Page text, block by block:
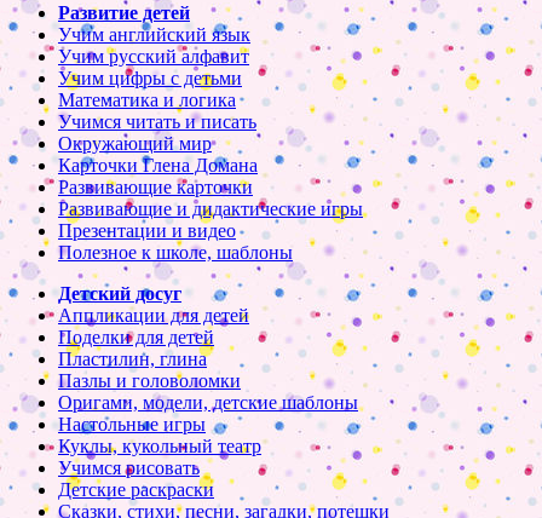
Развитие детей
Учим английский язык
Учим русский алфавит
Учим цифры с детьми
Математика и логика
Учимся читать и писать
Окружающий мир
Карточки Глена Домана
Развивающие карточки
Развивающие и дидактические игры
Презентации и видео
Полезное к школе, шаблоны
Детский досуг
Аппликации для детей
Поделки для детей
Пластилин, глина
Пазлы и головоломки
Оригами, модели, детские шаблоны
Настольные игры
Куклы, кукольный театр
Учимся рисовать
Детские раскраски
Сказки, стихи, песни, загадки, потешки